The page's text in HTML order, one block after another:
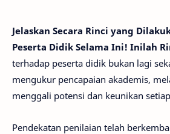
Jelaskan Secara Rinci yang
Peserta Didik Selama Ini! Inilah
terhadap peserta didik bukan lagi
mengukur pencapaian akademis,
menggali potensi dan keunikan
Pendekatan penilaian telah